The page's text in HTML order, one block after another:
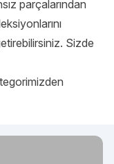
parçalarından
Sizde